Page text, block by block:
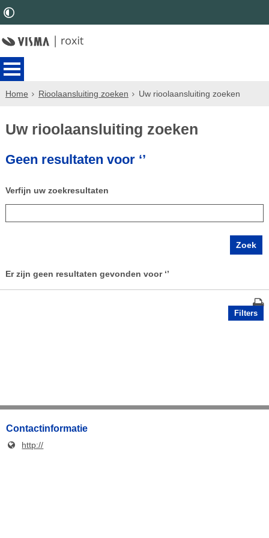
Home Rioolaansluiting zoeken Uw rioolaansluiting zoeken
Uw rioolaansluiting zoeken
Geen resultaten voor ‘’
Verfijn uw zoekresultaten
Er zijn geen resultaten gevonden voor ‘’
Filters
Contactinformatie
http://